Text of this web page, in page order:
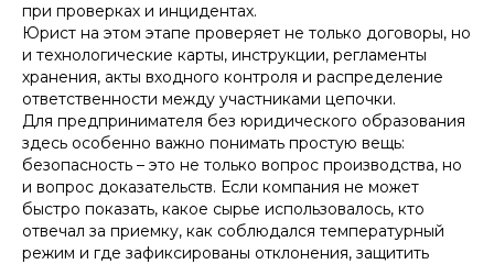
при проверках и инцидентах.
Юрист на этом этапе проверяет не только договоры, но
и технологические карты, инструкции, регламенты
хранения, акты входного контроля и распределение
ответственности между участниками цепочки.
Для предпринимателя без юридического образования
здесь особенно важно понимать простую вещь:
безопасность – это не только вопрос производства, но
и вопрос доказательств. Если компания не может
быстро показать, какое сырье использовалось, кто
отвечал за приемку, как соблюдался температурный
режим и где зафиксированы отклонения, защитить